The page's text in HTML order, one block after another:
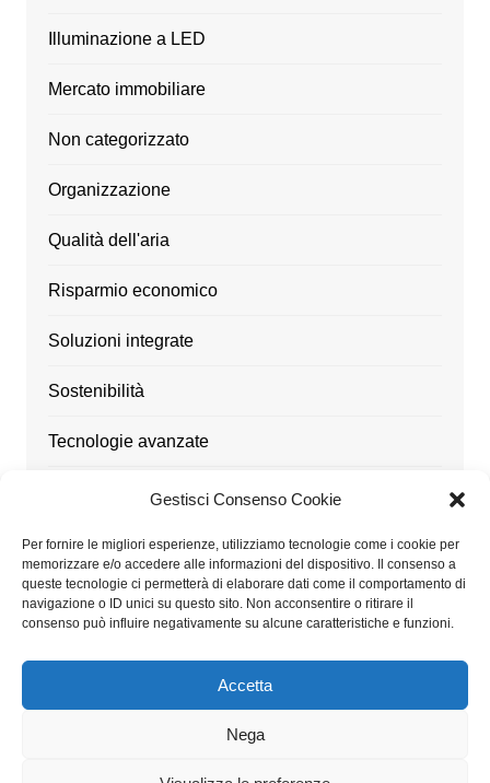
Gestisci Consenso Cookie
Per fornire le migliori esperienze, utilizziamo tecnologie come i cookie per
memorizzare e/o accedere alle informazioni del dispositivo. Il consenso a
queste tecnologie ci permetterà di elaborare dati come il comportamento di
navigazione o ID unici su questo sito. Non acconsentire o ritirare il
consenso può influire negativamente su alcune caratteristiche e funzioni.
Accetta
Nega
Illuminazione a LED
Mercato immobiliare
Non categorizzato
Organizzazione
Qualità dell'aria
Risparmio economico
Soluzioni integrate
Sostenibilità
Tecnologie avanzate
Utensili
pubblicizzando e fornendo link al sito Amazon.it